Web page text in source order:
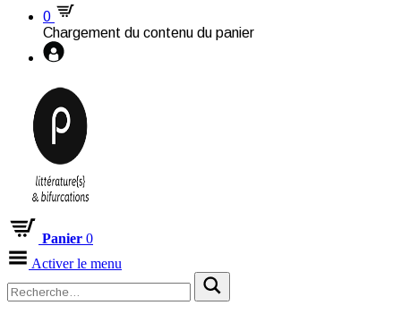
0
Chargement du contenu du panier
Panier 0
Activer le menu